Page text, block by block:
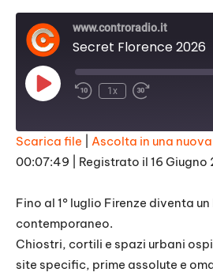
www.controradio.it
Secret Florence 2026
Play
Episode
1x
SHARE
EMBED
Scarica file Ascolta in una
00:07:49
Registrato il 16 Giugno
Fino al 1° luglio Firenze diventa
contemporaneo.
Chiostri, cortili e spazi urbani
site specific, prime assolute e